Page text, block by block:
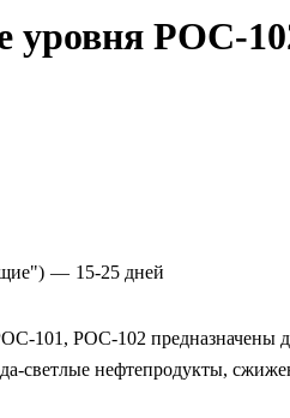
уровня РОС-
— 15-25 дней
101, РОС-102 предназначены
светлые нефтепродукты,